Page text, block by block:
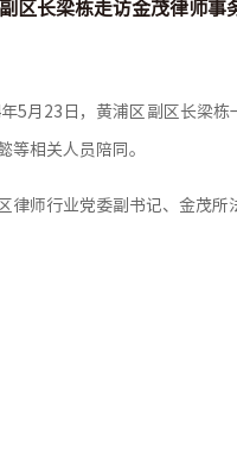
区长梁栋走访金茂律师事
5月23日，黄浦区副区长梁
等相关人员陪同。
律师行业党委副书记、金茂所